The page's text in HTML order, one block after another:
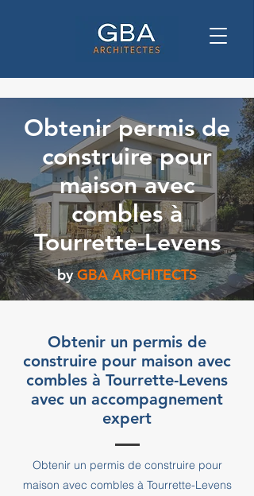
Obtenir permis de
construire pour
maison avec
combles à
Tourrette-Levens
by GBA ARCHITECTS
Obtenir un permis de
construire pour maison avec
combles à Tourrette-Levens
avec un accompagnement
expert
Obtenir un permis de construire pour
maison avec combles à Tourrette-Levens